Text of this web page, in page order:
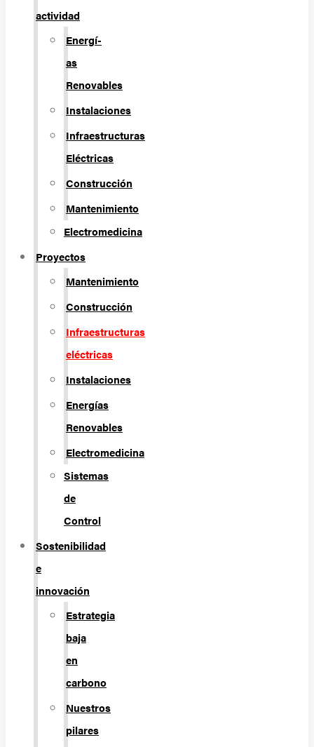
actividad
Energí­
as
Renovables
Instalaciones
Infraestructuras
Eléctricas
Construcción
Mantenimiento
Electromedicina
Proyectos
Mantenimiento
Construcción
Infraestructuras
eléctricas
Instalaciones
Energías
Renovables
Electromedicina
Sistemas
de
Control
Sostenibilidad
e
innovación
Estrategia
baja
en
carbono
Nuestros
pilares